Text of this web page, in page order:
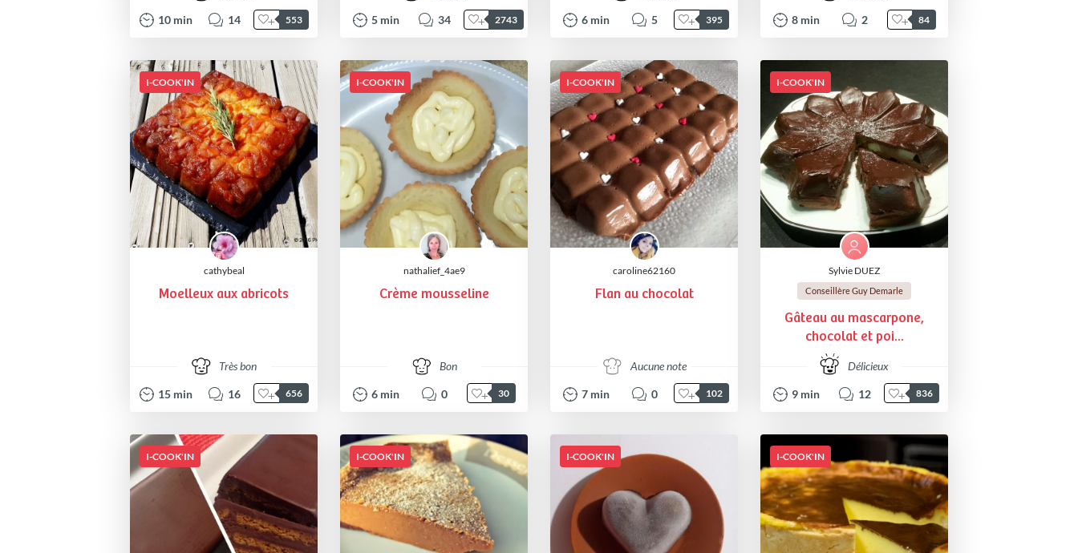
10 min 14 553 5 min 34 2743 6 min 5 395 8 min 2 84
I-COOK'IN
cathybeal
Moelleux aux abricots
Très bon
15 min 16 656
I-COOK'IN
nathalief_4ae9
Crème mousseline
Bon
6 min 0 30
I-COOK'IN
caroline62160
Flan au chocolat
Aucune note
7 min 0 102
I-COOK'IN
Sylvie DUEZ
Conseillère Guy Demarle
Gâteau au mascarpone,
chocolat et poi...
Délicieux
9 min 12 836
I-COOK'IN I-COOK'IN I-COOK'IN I-COOK'IN